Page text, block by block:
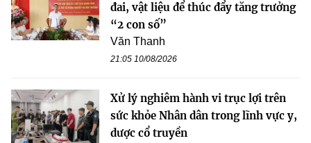
đai, vật liệu để thúc đẩy tăng trưởng
“2 con số”
Văn Thanh
21:05 10/08/2026
Xử lý nghiêm hành vi trục lợi trên
sức khỏe Nhân dân trong lĩnh vực y,
dược cổ truyền